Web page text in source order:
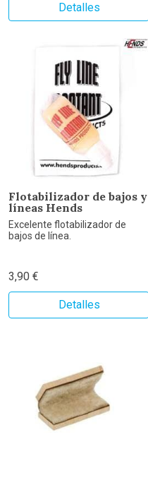
Detalles
Flotabilizador de bajos y
líneas Hends
Excelente flotabilizador de
bajos de línea.
3,90 €
Detalles